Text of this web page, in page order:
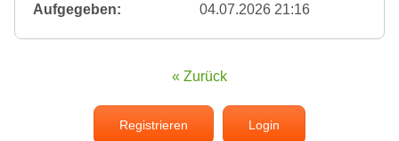
Aufgegeben:
04.07.2026 21:16
« Zurück
Registrieren Login